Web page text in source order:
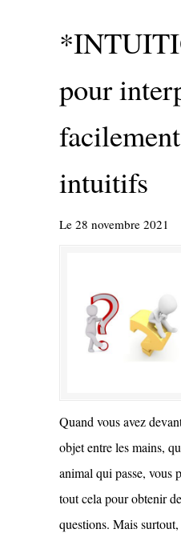
pour
intuitifs
Le 28 novembre 2021
Quand vous avez
objet entre les mains,
animal qui passe, vous
tout cela pour obtenir
questions. Mais